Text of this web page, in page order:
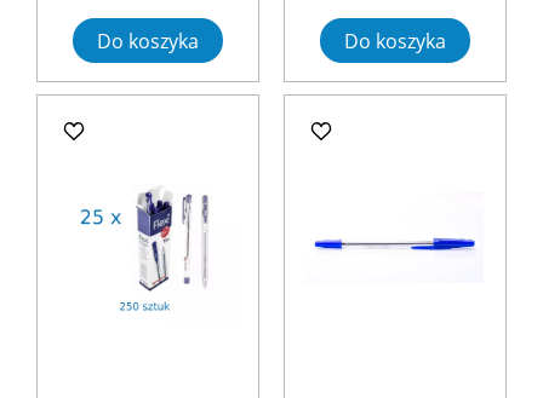
Do koszyka Do koszyka